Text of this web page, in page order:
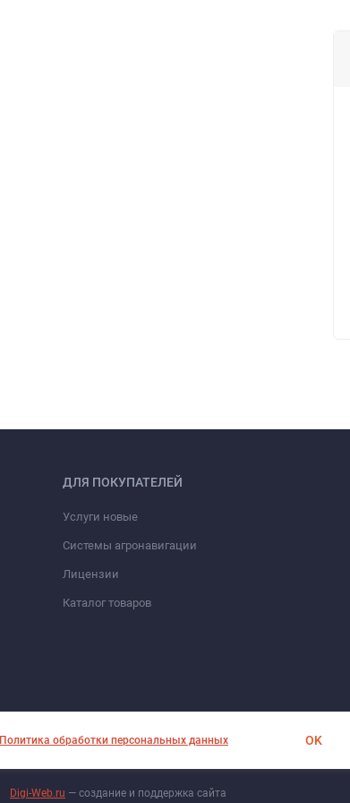
ДЛЯ ПОКУПАТЕЛЕЙ
Услуги новые
Системы агронавигации
Лицензии
Каталог товаров
Digi-Web.ru — создание и поддержка сайта
Политика обработки персональных данных OK